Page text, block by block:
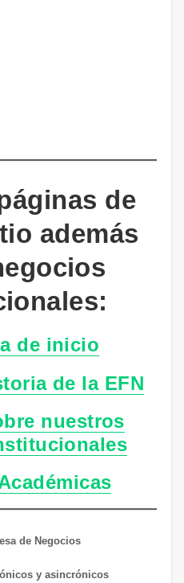
de
además
de inicio
de la EFN
nuestros
de Negocios
y asincrónicos